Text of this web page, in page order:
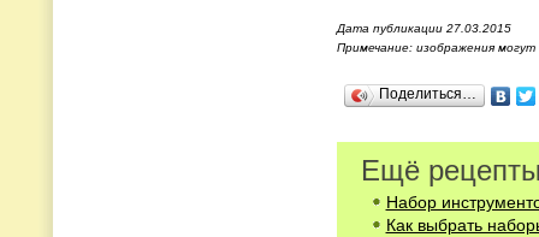
Дата публикации 27.03.2015
Примечание: изображения
Поделиться…
Ещё
Набор
Как выбрать